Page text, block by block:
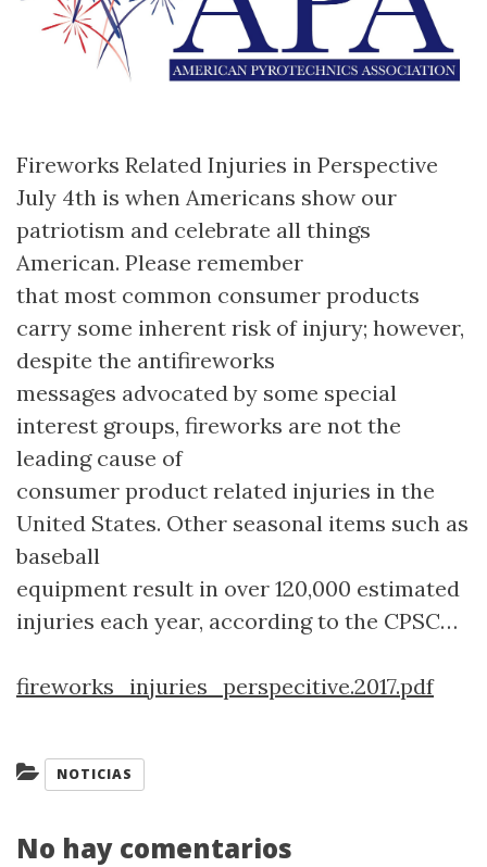
Fireworks Related Injuries in Perspective
July 4th is when Americans show our
patriotism and celebrate all things
American. Please remember
that most common consumer products
carry some inherent risk of injury; however,
despite the antifireworks
messages advocated by some special
interest groups, fireworks are not the
leading cause of
consumer product related injuries in the
United States. Other seasonal items such as
baseball
equipment result in over 120,000 estimated
injuries each year, according to the CPSC…
fireworks_injuries_perspecitive.2017.pdf
Categorías:
NOTICIAS
No hay comentarios